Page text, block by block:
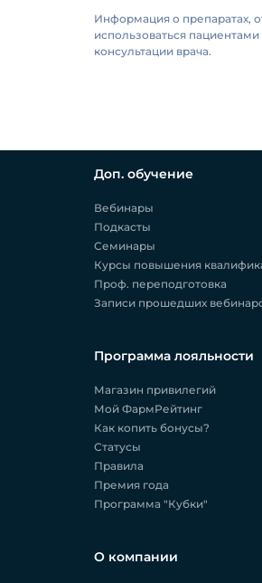
Информация о препаратах,
использоваться
консультации врача.
Доп. обучение
Вебинары
Подкасты
Семинары
Курсы повышения
Проф. переподготовка
Записи прошедших
Программа лояльности
Магазин привилегий
Мой ФармРейтинг
Как копить бонусы?
Статусы
Правила
Премия года
Программа "Кубки"
О компании